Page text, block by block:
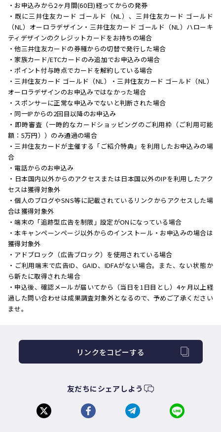
・お申込みから2ヶ月間(60日)経ってからの発券
・既に三井住友カード ゴールド（NL）、三井住友カード ゴールド
（NL）オーロラデザイン・三井住友カード ゴールド（NL）ハローキ
ティデザインのクレジットカードをお持ちの場合
・他三井住友カードの券種からの切替で発行した場合
・家族カード/ETCカードのみ追加でお申込みの場合
・ポイント付与時点でカードを解約している場合
・三井住友カード ゴールド（NL）・三井住友カード ゴールド（NL）
オーロラデザインのお申込みではなかった場合
・スポンサーに正常な申込みでないと判断された場合
・同一IPからの2回目以降のお申込み
・即時審査（一時的なカードショッピングのご利用枠（ご利用可能
額：5万円））のみ通過の場合
・三井住友カードが主催する「ご紹介特典」を利用したお申込みの場
合
・電話からのお申込み
・日本国内以外からのアクセスまたは日本国以外のIPを利用したアク
セスは獲得対象外
・個人のブログやSNS等に記載されているリンクからアクセスした場
合は獲得対象外
・端末の「追跡型広告を制限」設定がONになっている場合
・本キャンペーンページ以外からのインストール・お申込みの場合は
獲得対象外
・アドブロック（広告ブロック）を使用されている場合
・ご利用端末で広告ID、GAID、IDFAがない場合。また、ない状態か
ら新たに取得された場合
・申込後、確認メールが届いてから（当日を1日目とし）4ヶ月以上経
過した問い合わせは成果調査対象外となるので、予めご了承ください
ませ。
リンクをコピーする
友だちにシェアしよう